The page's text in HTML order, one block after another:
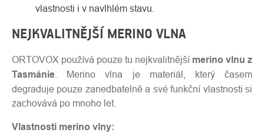
vlastnosti i v navlhlém stavu.
NEJKVALITNĚJŠÍ MERINO VLNA
ORTOVOX používá pouze tu nejkvalitnější merino vlnu z
Tasmánie . Merino vlna je materiál, který časem
degraduje pouze zanedbatelně a své funkční vlastnosti si
zachovává po mnoho let.
Vlastnosti merino vlny: